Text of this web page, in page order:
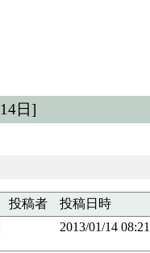
日]
投稿者
投稿日時
2013/01/14 08:21